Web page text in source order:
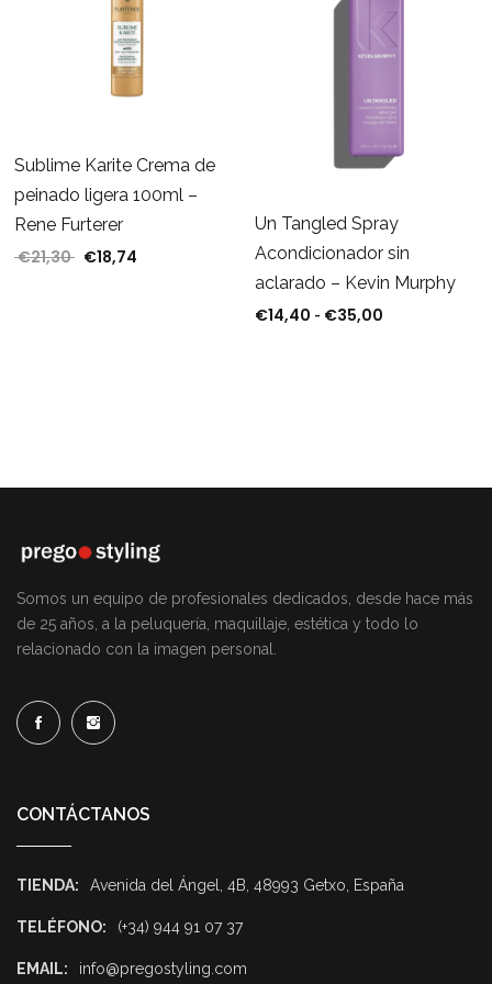
Sublime Karite Crema de
peinado ligera 100ml –
Rene Furterer
€21,30 El precio original era: €21,30.
€18,74El precio actual es: €18,74.
Un Tangled Spray
Acondicionador sin
aclarado – Kevin Murphy
€14,40 - €35,00Rango de
Somos un equipo de profesionales dedicados, desde hace más
de 25 años, a la peluquería, maquillaje, estética y todo lo
relacionado con la imagen personal.
CONTÁCTANOS
TIENDA: Avenida del Ángel, 4B, 48993 Getxo, España
TELÉFONO: (+34) 944 91 07 37
EMAIL: info@pregostyling.com